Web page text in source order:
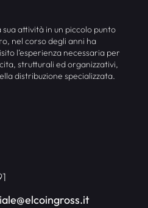
sua attività in un piccolo punto
nel corso degli anni ha
l’esperienza necessaria per
strutturali ed organizzativi,
distribuzione specializzata.